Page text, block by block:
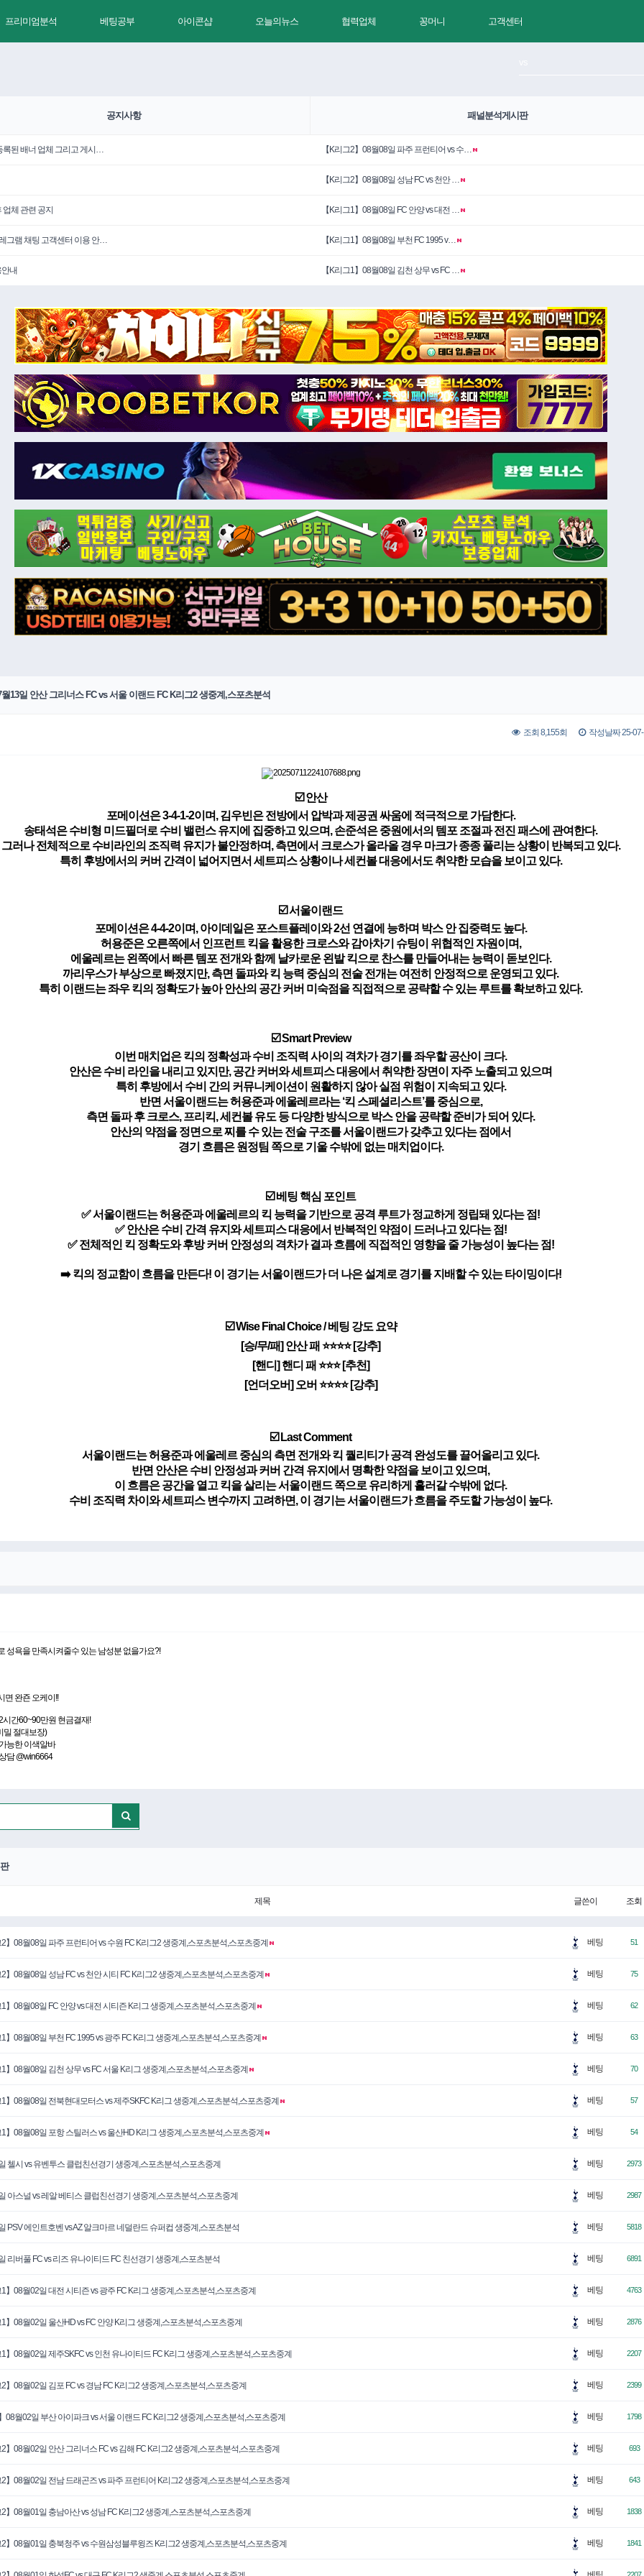
프리미엄분석 베팅공부 아이콘샵 오늘의뉴스 협력업체 꽁머니 고객센터
공지사항 패널분석게시판
록된 배너 업체 그리고 게시…
체 관련 공지
그램 채팅 고객센터 이용 안…
내
【K리그2】08월08일 파주 프런티어 vs 수…
【K리그2】08월08일 성남 FC vs 천안 …
【K리그1】08월08일 FC 안양 vs 대전 …
【K리그1】08월08일 부천 FC 1995 v…
【K리그1】08월08일 김천 상무 vs FC …
월13일 안산 그리너스 FC vs 서울 이랜드 FC K리그2 생중계,스포츠분석
조회 8,155회 작성날짜 25-
☑️ 안산
포메이션은 3-4-1-2이며, 김우빈은 전방에서 압박과 제공권 싸움에 적극적으로 가담한다.
송태석은 수비형 미드필더로 수비 밸런스 유지에 집중하고 있으며, 손준석은 중원에서의 템포 조절과 전진 패스에 관여한다.
그러나 전체적으로 수비라인의 조직력 유지가 불안정하며, 측면에서 크로스가 올라올 경우 마크가 종종 풀리는 상황이 반복되고 있다.
특히 후방에서의 커버 간격이 넓어지면서 세트피스 상황이나 세컨볼 대응에서도 취약한 모습을 보이고 있다.
☑️ 서울이랜드
포메이션은 4-4-2이며, 아이데일은 포스트플레이와 2선 연결에 능하며 박스 안 집중력도 높다.
허용준은 오른쪽에서 인프런트 킥을 활용한 크로스와 감아차기 슈팅이 위협적인 자원이며,
에울레르는 왼쪽에서 빠른 템포 전개와 함께 날카로운 왼발 킥으로 찬스를 만들어내는 능력이 돋보인다.
까리우스가 부상으로 빠졌지만, 측면 돌파와 킥 능력 중심의 전술 전개는 여전히 안정적으로 운영되고 있다.
특히 이랜드는 좌우 킥의 정확도가 높아 안산의 공간 커버 미숙점을 직접적으로 공략할 수 있는 루트를 확보하고 있다.
☑️ Smart Preview
이번 매치업은 킥의 정확성과 수비 조직력 사이의 격차가 경기를 좌우할 공산이 크다.
안산은 수비 라인을 내리고 있지만, 공간 커버와 세트피스 대응에서 취약한 장면이 자주 노출되고 있으며
특히 후방에서 수비 간의 커뮤니케이션이 원활하지 않아 실점 위험이 지속되고 있다.
반면 서울이랜드는 허용준과 에울레르라는 ‘킥 스페셜리스트’를 중심으로,
측면 돌파 후 크로스, 프리킥, 세컨볼 유도 등 다양한 방식으로 박스 안을 공략할 준비가 되어 있다.
안산의 약점을 정면으로 찌를 수 있는 전술 구조를 서울이랜드가 갖추고 있다는 점에서
경기 흐름은 원정팀 쪽으로 기울 수밖에 없는 매치업이다.
☑️ 베팅 핵심 포인트
✅ 서울이랜드는 허용준과 에울레르의 킥 능력을 기반으로 공격 루트가 정교하게 정립돼 있다는 점!
✅ 안산은 수비 간격 유지와 세트피스 대응에서 반복적인 약점이 드러나고 있다는 점!
✅ 전체적인 킥 정확도와 후방 커버 안정성의 격차가 결과 흐름에 직접적인 영향을 줄 가능성이 높다는 점!
➡️ 킥의 정교함이 흐름을 만든다! 이 경기는 서울이랜드가 더 나은 설계로 경기를 지배할 수 있는 타이밍이다!
☑️ Wise Final Choice / 베팅 강도 요약
[승/무/패] 안산 패 ⭐⭐⭐⭐ [강추]
[핸디] 핸디 패 ⭐⭐⭐ [추천]
[언더오버] 오버 ⭐⭐⭐⭐ [강추]
☑️ Last Comment
서울이랜드는 허용준과 에울레르 중심의 측면 전개와 킥 퀄리티가 공격 완성도를 끌어올리고 있다.
반면 안산은 수비 안정성과 커버 간격 유지에서 명확한 약점을 보이고 있으며,
이 흐름은 공간을 열고 킥을 살리는 서울이랜드 쪽으로 유리하게 흘러갈 수밖에 없다.
수비 조직력 차이와 세트피스 변수까지 고려하면, 이 경기는 서울이랜드가 흐름을 주도할 가능성이 높다.
성욕을 만족시켜줄수 있는 남성분 없을가요?!
면 완죤 오케이!!
시간60~90만원 현금결재!
밀 절대보장)
능한 이색알바
담 @win6664
제목 글쓴이 조회
2】08월08일 파주 프런티어 vs 수원 FC K리그2 생중계,스포츠분석,스포츠중계 베팅 51
2】08월08일 성남 FC vs 천안 시티 FC K리그2 생중계,스포츠분석,스포츠중계 베팅 75
1】08월08일 FC 안양 vs 대전 시티즌 K리그 생중계,스포츠분석,스포츠중계 베팅 62
1】08월08일 부천 FC 1995 vs 광주 FC K리그 생중계,스포츠분석,스포츠중계 베팅 63
1】08월08일 김천 상무 vs FC 서울 K리그 생중계,스포츠분석,스포츠중계 베팅 70
1】08월08일 전북현대모터스 vs 제주SKFC K리그 생중계,스포츠분석,스포츠중계 베팅 57
1】08월08일 포항 스틸러스 vs 울산HD K리그 생중계,스포츠분석,스포츠중계 베팅 54
첼시 vs 유벤투스 클럽친선경기 생중계,스포츠분석,스포츠중계 베팅 2973
아스널 vs 레알 베티스 클럽친선경기 생중계,스포츠분석,스포츠중계 베팅 2987
PSV 에인트호벤 vs AZ 알크마르 네덜란드 슈퍼컵 생중계,스포츠분석 베팅 5818
리버풀 FC vs 리즈 유나이티드 FC 친선경기 생중계,스포츠분석 베팅 6891
1】08월02일 대전 시티즌 vs 광주 FC K리그 생중계,스포츠분석,스포츠중계 베팅 4763
1】08월02일 울산HD vs FC 안양 K리그 생중계,스포츠분석,스포츠중계 베팅 2876
1】08월02일 제주SKFC vs 인천 유나이티드 FC K리그 생중계,스포츠분석,스포츠중계 베팅 2207
2】08월02일 김포 FC vs 경남 FC K리그2 생중계,스포츠분석,스포츠중계 베팅 2399
08월02일 부산 아이파크 vs 서울 이랜드 FC K리그2 생중계,스포츠분석,스포츠중계 베팅 1798
2】08월02일 안산 그리너스 FC vs 김해 FC K리그2 생중계,스포츠분석,스포츠중계 베팅 693
2】08월02일 전남 드래곤즈 vs 파주 프런티어 K리그2 생중계,스포츠분석,스포츠중계 베팅 643
2】08월01일 충남아산 vs 성남 FC K리그2 생중계,스포츠분석,스포츠중계 베팅 1838
2】08월01일 충북청주 vs 수원삼성블루윙즈 K리그2 생중계,스포츠분석,스포츠중계 베팅 1841